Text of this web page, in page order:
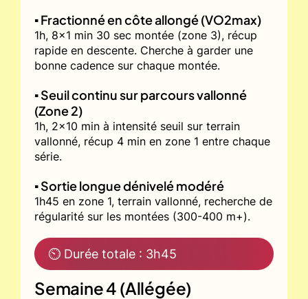
▪️ Fractionné en côte allongé (VO2max)
1h, 8x1 min 30 sec montée (zone 3), récup
rapide en descente. Cherche à garder une
bonne cadence sur chaque montée.
▪️ Seuil continu sur parcours vallonné
(Zone 2)
1h, 2x10 min à intensité seuil sur terrain
vallonné, récup 4 min en zone 1 entre chaque
série.
▪️ Sortie longue dénivelé modéré
1h45 en zone 1, terrain vallonné, recherche de
régularité sur les montées (300-400 m+).
⏲ Durée totale : 3h45
Semaine 4 (Allégée)